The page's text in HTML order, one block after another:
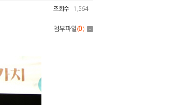
조회수 1,564
첨부파일 (0)